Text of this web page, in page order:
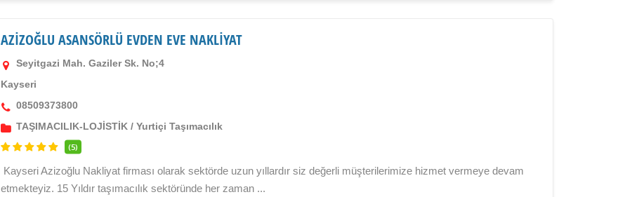
AZİZOĞLU ASANSÖRLÜ EVDEN EVE NAKLİYAT
Seyitgazi Mah. Gaziler Sk. No;4
Kayseri
08509373800
TAŞIMACILIK-LOJİSTİK /Yurtiçi Taşımacılık
(5)
Kayseri Azizoğlu Nakliyat firması olarak sektörde uzun yıllardır siz değerli müşterilerimize hizmet vermeye devam
etmekteyiz. 15 Yıldır taşımacılık sektöründe her zaman ...